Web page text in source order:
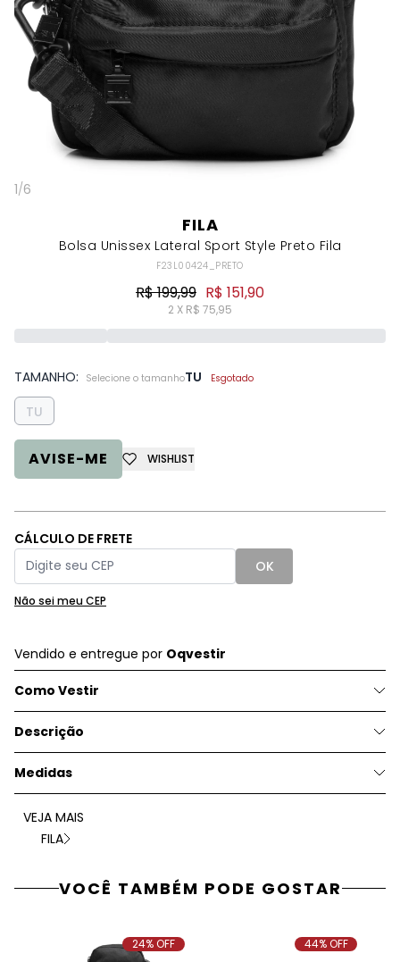
1/6
FILA
Bolsa Unissex Lateral Sport Style Preto Fila
F23L00424_PRETO
R$ 199,99 R$ 151,90
2 X R$ 75,95
TAMANHO: Selecione o tamanhoTU Esgotado
TU
AVISE-ME WISHLIST
CÁLCULO DE FRETE
OK
Não sei meu CEP
Vendido e entregue por Oqvestir
Como Vestir
Descrição
Medidas
VEJA MAIS
FILA
VOCÊ TAMBÉM PODE GOSTAR
24% OFF 44% OFF